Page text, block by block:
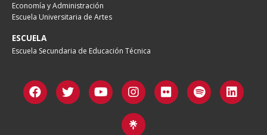
Economía y Administración
Escuela Universitaria de Artes
ESCUELA
Escuela Secundaria de Educación Técnica